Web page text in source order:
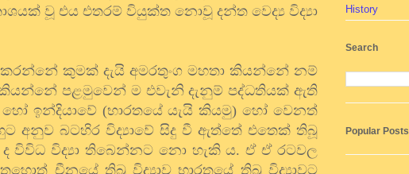
වූ එය එතරම් වියුක්ත නොවූ දන්ත වෙද්‍ය විද්‍යා
කුමක් දැයි අමරතුංග මහතා කියන්නේ නම්
පළමුවෙන් ම එවැනි දැනුම් පද්ධතියක් ඇති
ඉන්දියාවේ (භාරතයේ යැයි කියමු) හෝ වෙනත්
අනුව බටහිර විද්‍යාවේ සිදු වී ඇත්තේ එතෙක් තිබූ
විවිධ විද්‍යා තිබෙන්නට නො හැකි ය. ඒ ඒ රටවල
චීනයේ තිබූ විද්‍යාව භාරතයේ තිබූ විද්‍යාවට
History
Search
Popular Posts